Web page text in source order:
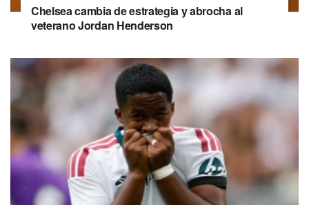
Chelsea cambia de estrategia y abrocha al
veterano Jordan Henderson